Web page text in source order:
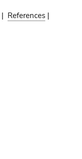
| References |